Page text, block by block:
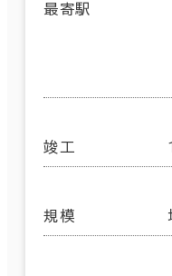
最寄駅
竣工
規模